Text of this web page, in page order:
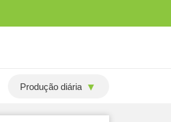
Produção diária